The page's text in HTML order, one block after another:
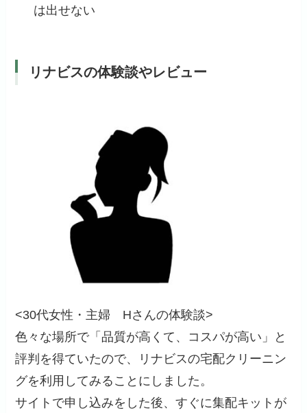
は出せない
リナビスの体験談やレビュー
<30代女性・主婦 Hさんの体験談>
色々な場所で「品質が高くて、コスパが高い」と
評判を得ていたので、リナビスの宅配クリーニン
グを利用してみることにしました。
サイトで申し込みをした後、すぐに集配キットが